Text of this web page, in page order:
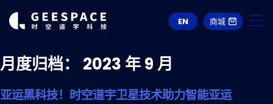
EN 商城
月度归档： 2023 年 9 月
亚运黑科技！时空道宇卫星技术助力智能亚运